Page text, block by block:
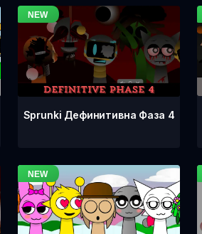
Sprunki Дефинитивна Фаза 4